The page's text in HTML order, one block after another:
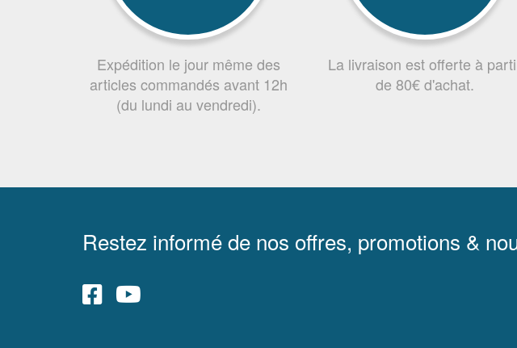
Expédition le jour même des
articles commandés avant 12h
(du lundi au vendredi).
La livraison est offerte à
de 80€ d'achat.
Restez informé de nos offres, promotions &